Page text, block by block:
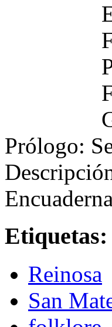
Prólogo:
Etiquetas:
Reinosa
San